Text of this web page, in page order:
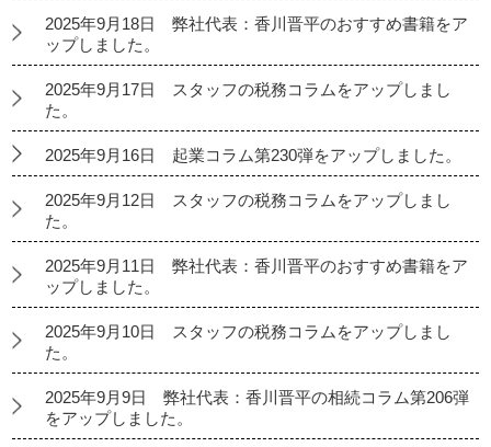
2025年9月18日 弊社代表：香川晋平のおすすめ書籍をア
ップしました。
2025年9月17日 スタッフの税務コラムをアップしまし
た。
2025年9月16日 起業コラム第230弾をアップしました。
2025年9月12日 スタッフの税務コラムをアップしまし
た。
2025年9月11日 弊社代表：香川晋平のおすすめ書籍をア
ップしました。
2025年9月10日 スタッフの税務コラムをアップしまし
た。
2025年9月9日 弊社代表：香川晋平の相続コラム第206弾
をアップしました。